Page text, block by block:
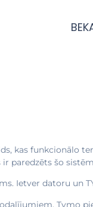
kas funkcionālo
paredzēts šo
Ietver datoru un
Tymo